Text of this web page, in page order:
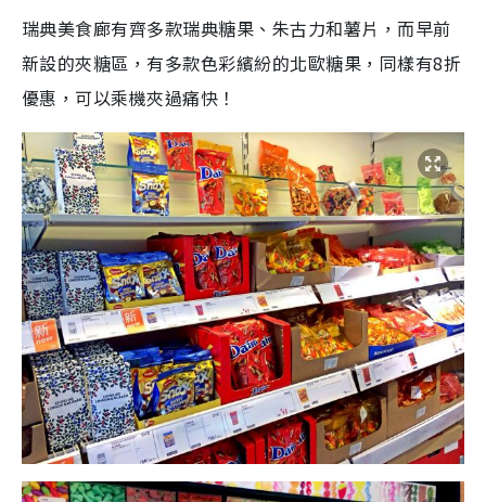
瑞典美食廊有齊多款瑞典糖果、朱古力和薯片，而早前
新設的夾糖區，有多款色彩繽紛的北歐糖果，同樣有8折
優惠，可以乘機夾過痛快！